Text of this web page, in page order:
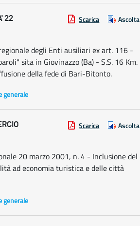
22
Scarica Ascolta
degli Enti ausiliari ex art. 116 -
sita in Giovinazzo (Ba) - S.S. 16 Km.
della fede di Bari-Bitonto.
generale
Scarica Ascolta
20 marzo 2001, n. 4 - Inclusione del
ad economia turistica e delle città
generale